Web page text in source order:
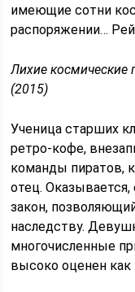
имеющие сотни
распоряжении…
Лихие космические
(2015)
Ученица старших
ретро-кофе,
команды пиратов,
отец.
закон,
наследству.
многочисленные
высоко оценен как